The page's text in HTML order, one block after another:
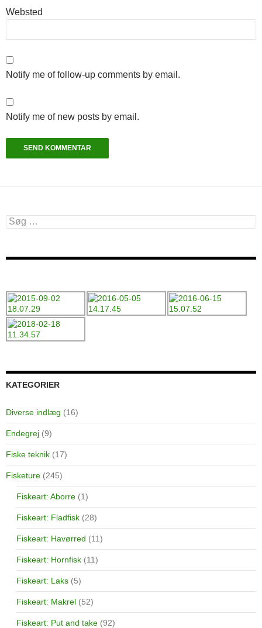
Websted
Notify me of follow-up comments by email.
Notify me of new posts by email.
Søg
efter:
KATEGORIER
Diverse indlæg (16)
Endegrej (9)
Fiske teknik (17)
Fisketure (245)
Fiskeart: Aborre (1)
Fiskeart: Fladfisk (28)
Fiskeart: Havørred (11)
Fiskeart: Hornfisk (11)
Fiskeart: Laks (5)
Fiskeart: Makrel (52)
Fiskeart: Put and take (92)